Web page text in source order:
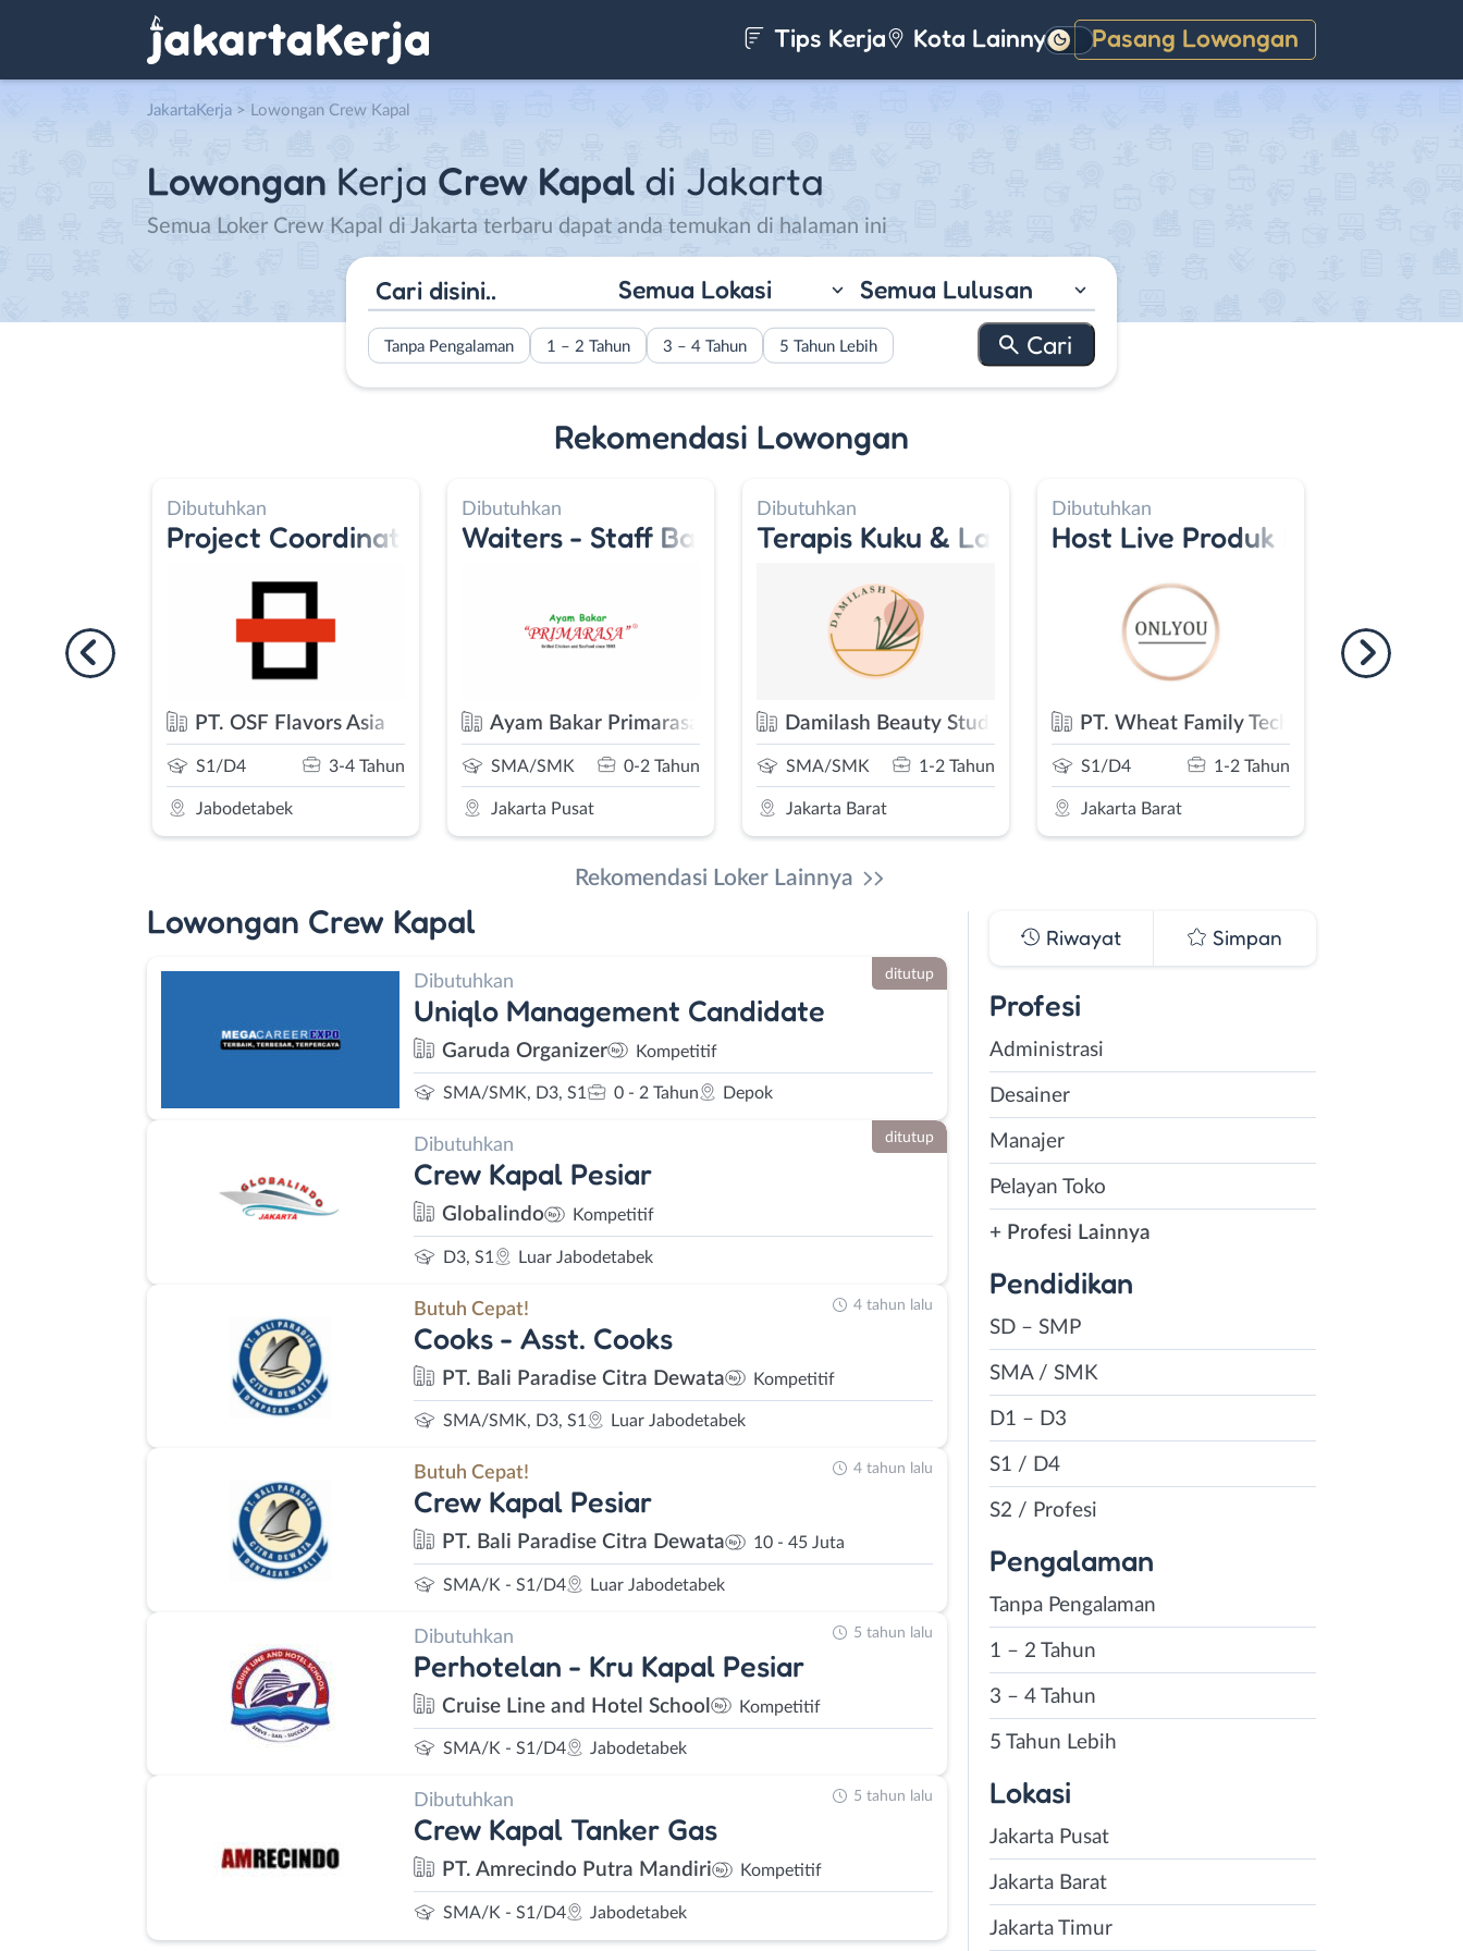
Tips Kerja Kota Lainnya Pasang Lowongan
Gelap
JakartaKerja > Lowongan Crew Kapal
Lowongan Kerja Crew Kapal di Jakarta
Semua Loker Crew Kapal di Jakarta terbaru dapat anda temukan di halaman ini
Semua Lokasi Semua Lulusan
Tanpa Pengalaman 1 – 2 Tahun 3 – 4 Tahun 5 Tahun Lebih
Rekomendasi Lowongan
Dibutuhkan
Project Coordinator
PT. OSF Flavors Asia
S1/D4 3-4 Tahun
Jabodetabek
Dibutuhkan
Waiters - Staff Bar
Ayam Bakar Primarasa
SMA/SMK 0-2 Tahun
Jakarta Pusat
Dibutuhkan
Terapis Kuku & Lash Extension
Damilash Beauty Studio
SMA/SMK 1-2 Tahun
Jakarta Barat
Dibutuhkan
Host Live Produk Kosmetik -
PT. Wheat Family Technology
SMA/SMK 1-2 Tahun
Jakarta Barat
Rekomendasi Loker Lainnya
Lowongan Crew Kapal
Dibutuhkan
Uniqlo Management Candidate
Garuda Organizer Kompetitif
SMA/SMK, D3, S1 0 - 2 Tahun Depok
ditutup
Dibutuhkan
Crew Kapal Pesiar
Globalindo Kompetitif
D3, S1 Luar Jabodetabek
ditutup
Butuh Cepat!
Cooks - Asst. Cooks
PT. Bali Paradise Citra Dewata Kompetitif
SMA/SMK, D3, S1 Luar Jabodetabek
4 tahun lalu
Butuh Cepat!
Crew Kapal Pesiar
PT. Bali Paradise Citra Dewata 10 - 45 Juta
SMA/K - S1/D4 Luar Jabodetabek
4 tahun lalu
Dibutuhkan
Perhotelan - Kru Kapal Pesiar
Cruise Line and Hotel School Kompetitif
SMA/K - S1/D4 Jabodetabek
5 tahun lalu
Dibutuhkan
Crew Kapal Tanker Gas
PT. Amrecindo Putra Mandiri Kompetitif
SMA/K - S1/D4 Jabodetabek
5 tahun lalu
Riwayat Simpan
Profesi
Administrasi
Desainer
Manajer
Pelayan Toko
+ Profesi Lainnya
Pendidikan
SD – SMP
SMA / SMK
D1 – D3
S1 / D4
S2 / Profesi
Pengalaman
Tanpa Pengalaman
1 – 2 Tahun
3 – 4 Tahun
5 Tahun Lebih
Lokasi
Jakarta Pusat
Jakarta Barat
Jakarta Timur